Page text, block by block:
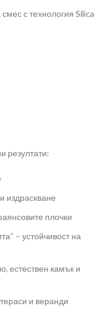
с технология Silica
резултати:
издраскване
плочки
– устойчивост на
естествен камък и
и веранди